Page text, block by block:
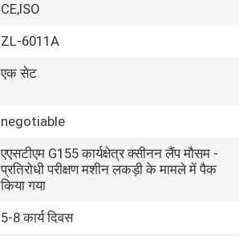
CE,ISO
ZL-6011A
एक सेट
negotiable
एएसटीएम G155 कार्यक्षेत्र क्सीनन लैंप मौसम -
प्रतिरोधी परीक्षण मशीन लकड़ी के मामले में पैक
किया गया
5-8 कार्य दिवस